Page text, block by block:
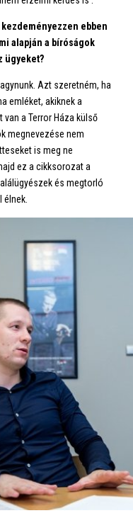
ebben
alapján a bíróságok
ügyeket?
Azt szeretném, ha
emléket, akiknek a
a Terror Háza külső
megnevezése nem
is meg ne
ez a cikksorozat a
és megtorló